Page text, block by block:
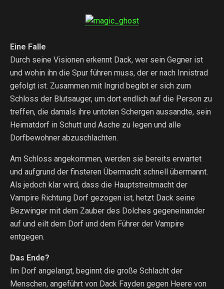
Eine Falle
Durch seine Visionen erkennt Dack, wer sein Gegner ist
und wohin ihn die Spur führen muss, der er nach Innistrad
gefolgt ist. Zusammen mit Ingrid begibt er sich zum
Schloss der Blutsauger, um dort endlich auf die Person zu
treffen, die damals ihre untoten Schergen aussandte, sein
Heimatdorf in Schutt und Asche zu legen und alle
Dorfbewohner abzuschlachten.
Am Schloss angekommen, werden sie bereits erwartet
und aufgrund der finsteren Übermacht schnell übermannt.
Als jedoch klar wird, dass die Hauptstreitmacht der
Vampire Richtung Dorf gezogen ist, hetzt Dack seine
Bezwinger mit dem Zauber des Dolches gegeneinander
auf und eilt dem Dorf und dem Führer der Vampire
entgegen.
Das Ende?
Im Dorf angelangt, beginnt die große Schlacht der
Menschen, angeführt von Dack Fayden gegen Heere von